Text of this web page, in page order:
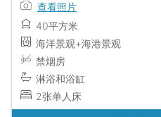
查看照片
40平方米
海洋景观+海港景观
禁烟房
淋浴和浴缸
2张单人床